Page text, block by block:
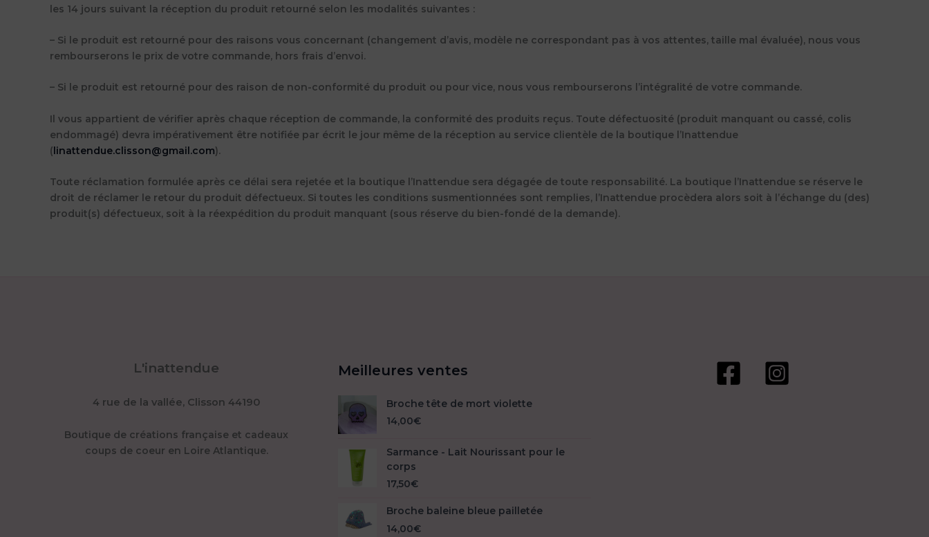
les 14 jours suivant la réception du produit retourné selon les modalités suivantes :
– Si le produit est retourné pour des raisons vous concernant (changement d’avis, modèle ne correspondant pas à vos attentes, taille mal évaluée), nous vous
rembourserons le prix de votre commande, hors frais d’envoi.
– Si le produit est retourné pour des raison de non-conformité du produit ou pour vice, nous vous rembourserons l’intégralité de votre commande.
Il vous appartient de vérifier après chaque réception de commande, la conformité des produits reçus. Toute défectuosité (produit manquant ou cassé, colis
endommagé) devra impérativement être notifiée par écrit le jour même de la réception au service clientèle de la boutique l’Inattendue
(linattendue.clisson@gmail.com).
Toute réclamation formulée après ce délai sera rejetée et la boutique l’Inattendue sera dégagée de toute responsabilité. La boutique l’Inattendue se réserve le
droit de réclamer le retour du produit défectueux. Si toutes les conditions susmentionnées sont remplies, l’Inattendue procèdera alors soit à l’échange du (des)
produit(s) défectueux, soit à la réexpédition du produit manquant (sous réserve du bien-fondé de la demande).
L'inattendue
4 rue de la vallée, Clisson 44190
Boutique de créations française et cadeaux
coups de coeur en Loire Atlantique.
Meilleures ventes
Broche tête de mort violette
14,00€
Sarmance - Lait Nourissant pour le
corps
17,50€
Broche baleine bleue pailletée
14,00€